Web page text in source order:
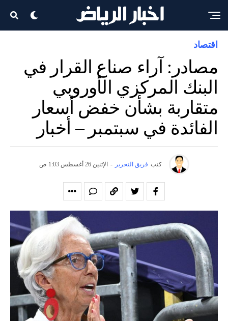
اقتصاد
مصادر: آراء صناع القرار في
البنك المركزي الأوروبي
متقاربة بشأن خفض أسعار
الفائدة في سبتمبر – أخبار
كتب فريق التحرير - الإثنين 26 أغسطس 1:03 ص